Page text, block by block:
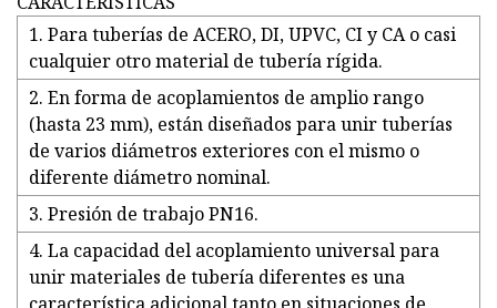
1. Para tuberías de ACERO, DI, UPVC, CI y CA o casi
cualquier otro material de tubería rígida.
2. En forma de acoplamientos de amplio rango
(hasta 23 mm), están diseñados para unir tuberías
de varios diámetros exteriores con el mismo o
diferente diámetro nominal.
3. Presión de trabajo PN16.
4. La capacidad del acoplamiento universal para
unir materiales de tubería diferentes es una